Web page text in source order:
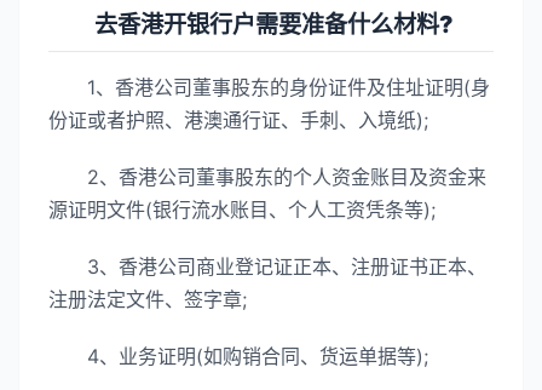
去香港开银行户需要准备什么材料?
1、香港公司董事股东的身份证件及住址证明(身
份证或者护照、港澳通行证、手刺、入境纸);
2、香港公司董事股东的个人资金账目及资金来
源证明文件(银行流水账目、个人工资凭条等);
3、香港公司商业登记证正本、注册证书正本、
注册法定文件、签字章;
4、业务证明(如购销合同、货运单据等);